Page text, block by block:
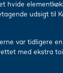
hvide
udsigt til
var tidligere
med ekstra